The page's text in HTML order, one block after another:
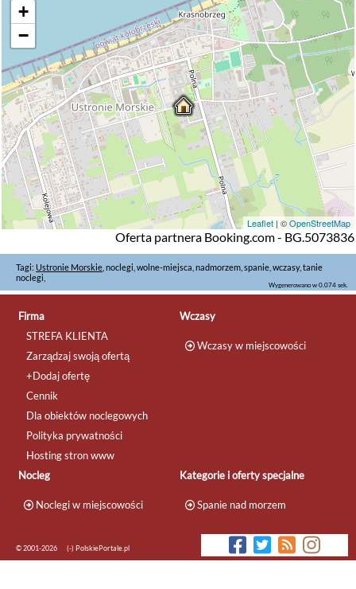
+
−
Leaflet | ©OpenStreetMap
Oferta partnera Booking.com - BG.5073836
Tagi: Ustronie Morskie , noclegi, wolne-miejsca, nadmorzem, spanie, wczasy, tanie
noclegi,
Wygenerowano w 0.074 sek.
Firma
STREFA KLIENTA
Zarządzaj swoją ofertą
+Dodaj ofertę
Cennik
Dla obiektów noclegowych
Polityka prywatności
Hosting stron www
Wczasy
Wczasy w miejscowości
Nocleg
Noclegi w miejscowości
Kategorie i oferty specjalne
Spanie nad morzem
© 2001-2026 (-) PolskiePortale.pl